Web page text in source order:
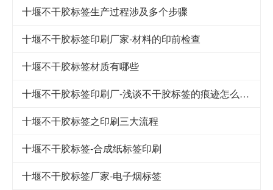
十堰不干胶标签生产过程涉及多个步骤
十堰不干胶标签印刷厂家-材料的印前检查
十堰不干胶标签材质有哪些
十堰不干胶标签印刷厂-浅谈不干胶标签的痕迹怎么快速清除呢？
十堰不干胶标签之印刷三大流程
十堰不干胶标签-合成纸标签印刷
十堰不干胶标签厂家-电子烟标签